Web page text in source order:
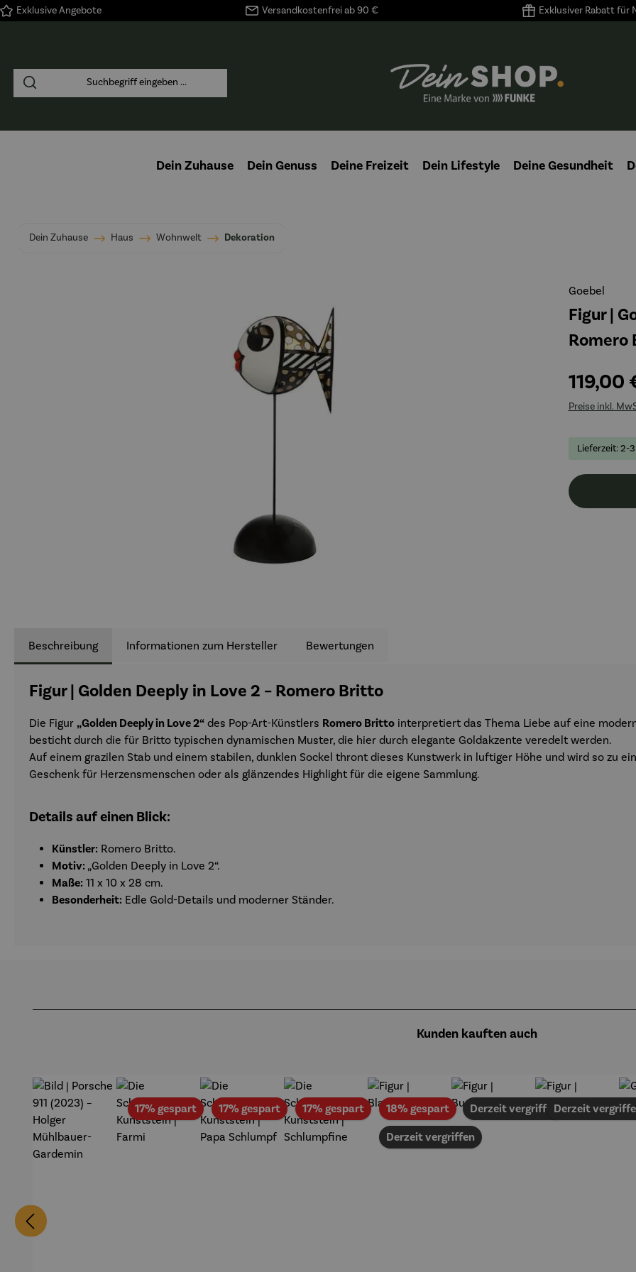
Zur Hauptnavigation springen
Exklusive Angebote Versandkostenfrei ab 90 € Exklusiver Rabatt für
Dein Zuhause Dein Genuss Deine Freizeit Dein Lifestyle Deine Gesundheit
Dein Zuhause Haus Wohnwelt Dekoration
Goebel
Figur |
Romero
119,00
Preise inkl.
Lieferzeit: 2-3
Beschreibung Informationen zum Hersteller Bewertungen
Figur | Golden Deeply in Love 2 – Romero Britto
Die Figur „Golden Deeply in Love 2“ des Pop-Art-Künstlers Romero Britto interpretiert das Thema Liebe auf eine
besticht durch die für Britto typischen dynamischen Muster, die hier durch elegante Goldakzente veredelt werden.
Auf einem grazilen Stab und einem stabilen, dunklen Sockel thront dieses Kunstwerk in luftiger Höhe und wird so zu
Geschenk für Herzensmenschen oder als glänzendes Highlight für die eigene Sammlung.
Details auf einen Blick:
Künstler: Romero Britto.
Motiv: „Golden Deeply in Love 2“.
Maße: 11 x 10 x 28 cm.
Besonderheit: Edle Gold-Details und moderner Ständer.
Kunden kauften auch
17% gespartRabatt17% gespartRabatt17% gespartRabatt
Derzeit vergriffen
18% gespartRabattDerzeit vergriffenDerzeit